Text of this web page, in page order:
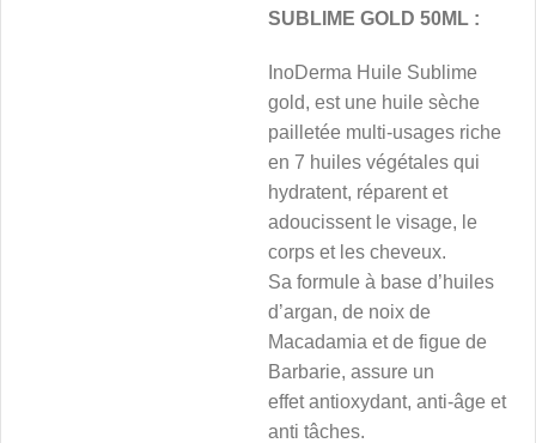
SUBLIME GOLD 50ML :
InoDerma Huile Sublime
gold, est une huile sèche
pailletée multi-usages riche
en 7 huiles végétales qui
hydratent, réparent et
adoucissent le visage, le
corps et les cheveux.
Sa formule à base d’huiles
d’argan, de noix de
Macadamia et de figue de
Barbarie, assure un
effet antioxydant, anti-âge et
anti tâches.